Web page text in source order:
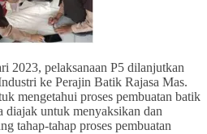
2023, pelaksanaan P5 dilanjutkan
ke Perajin Batik Rajasa Mas.
mengetahui proses pembuatan batik
diajak untuk menyaksikan dan
tahap-tahap proses pembuatan